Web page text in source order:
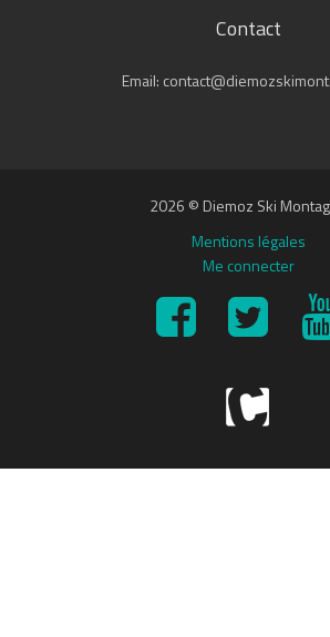
Contact
Email:
2026 © Diemoz Ski
Mentions légales
Me connecter